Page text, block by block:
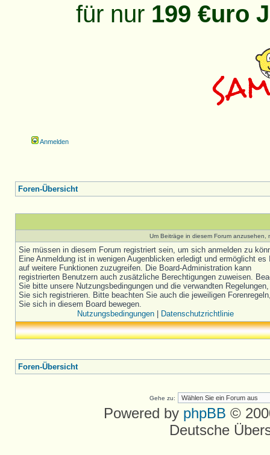
für nur 199 €uro
Anmelden
Foren-Übersicht
Um Beiträge in diesem Forum
Sie müssen in diesem Forum registriert sein, um sich anmelden zu
Eine Anmeldung ist in wenigen Augenblicken erledigt und ermöglicht es
auf weitere Funktionen zuzugreifen. Die Board-Administration kann
registrierten Benutzern auch zusätzliche Berechtigungen zuweisen.
Sie bitte unsere Nutzungsbedingungen und die verwandten
Sie sich registrieren. Bitte beachten Sie auch die jeweiligen
Sie sich in diesem Board bewegen.
Nutzungsbedingungen| Datenschutzrichtlinie
Foren-Übersicht
Gehe zu:
Powered by phpBB ©
Deutsche